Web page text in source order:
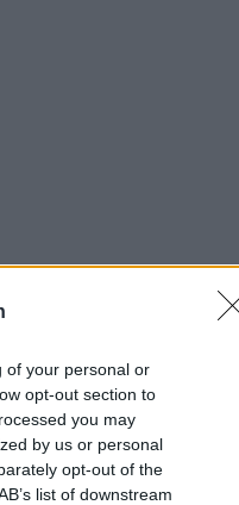
of your personal or
opt-out section to
you may
by us or personal
opt-out of the
list of downstream